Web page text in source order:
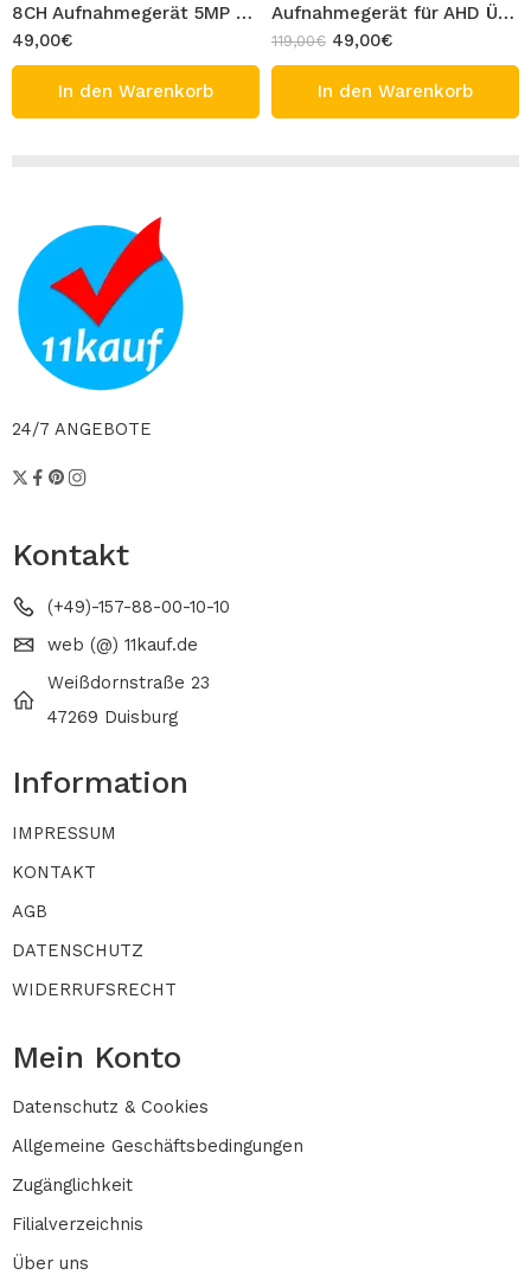
8CH Aufnahmegerät 5MP H265+ Hybrid 5in1 XMEYE DVR für Überwachungskamera VIVA Full HD CCTV IP XVI AHD TVI CVI CVBS Recorder H265X
49,00€
In den Warenkorb
Aufnahmegerät für AHD Überwachungskamera 4CH DVR bis 720P Auflösung 1MP BAFF CCTV Recorder
119,00€ 49,00€
In den Warenkorb
24/7 ANGEBOTE
Kontakt
(+49)-157-88-00-10-10
web (@) 11kauf.de
Weißdornstraße 23
47269 Duisburg
Information
IMPRESSUM
KONTAKT
AGB
DATENSCHUTZ
WIDERRUFSRECHT
Mein Konto
Datenschutz & Cookies
Allgemeine Geschäftsbedingungen
Zugänglichkeit
Filialverzeichnis
Über uns